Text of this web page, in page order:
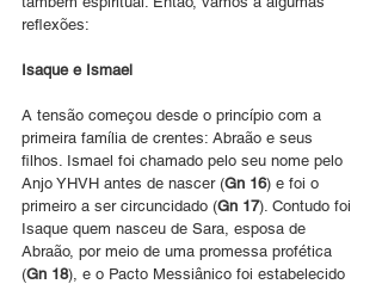
reflexões:
Isaque e Ismael
A tensão começou desde o princípio com a
primeira família de crentes: Abraão e seus
filhos. Ismael foi chamado pelo seu nome pelo
Anjo YHVH antes de nascer (Gn 16) e foi o
primeiro a ser circuncidado (Gn 17). Contudo foi
Isaque quem nasceu de Sara, esposa de
Abraão, por meio de uma promessa profética
(Gn 18), e o Pacto Messiânico foi estabelecido